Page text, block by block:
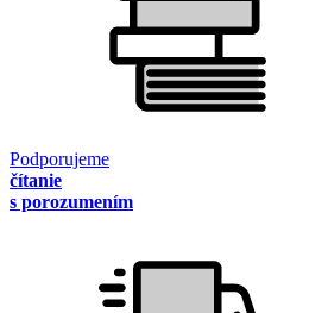
Podporujeme
čítanie
s porozumením